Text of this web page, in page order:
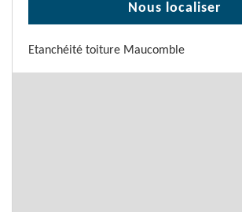
Nous localiser
Etanchéité toiture Maucomble